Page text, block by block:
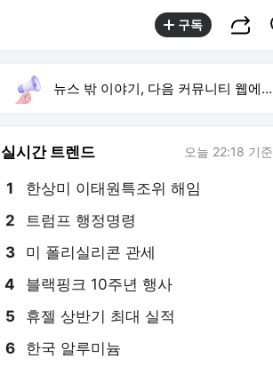
구독
뉴스 밖 이야기, 다음 커뮤니티 웹에서 보기
실시간 트렌드 오늘 22:18 기준
1 한상미 이태원특조위 해임
2 트럼프 행정명령
3 미 폴리실리콘 관세
4 블랙핑크 10주년 행사
5 휴젤 상반기 최대 실적
6 한국 알루미늄